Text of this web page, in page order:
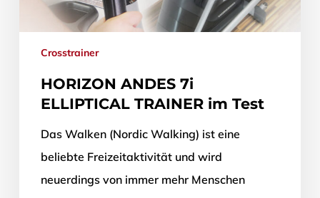
Crosstrainer
HORIZON ANDES 7i
ELLIPTICAL TRAINER im Test
Das Walken (Nordic Walking) ist eine
beliebte Freizeitaktivität und wird
neuerdings von immer mehr Menschen